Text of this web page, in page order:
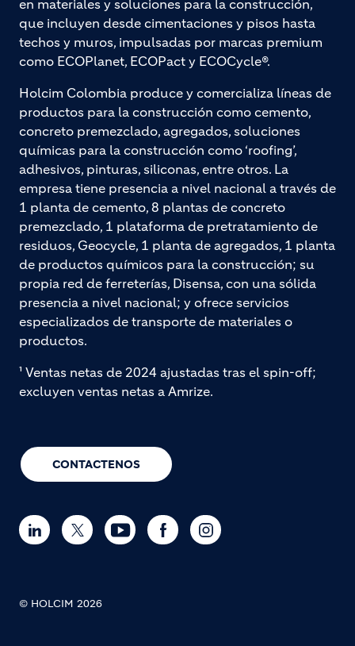
CONTACTENOS
en materiales y soluciones para la construcción,
que incluyen desde cimentaciones y pisos hasta
techos y muros, impulsadas por marcas premium
como ECOPlanet, ECOPact y ECOCycle®.
Holcim Colombia produce y comercializa líneas de
productos para la construcción como cemento,
concreto premezclado, agregados, soluciones
químicas para la construcción como ‘roofing’,
adhesivos, pinturas, siliconas, entre otros. La
empresa tiene presencia a nivel nacional a través de
1 planta de cemento, 8 plantas de concreto
premezclado, 1 plataforma de pretratamiento de
residuos, Geocycle, 1 planta de agregados, 1 planta
de productos químicos para la construcción; su
propia red de ferreterías, Disensa, con una sólida
presencia a nivel nacional; y ofrece servicios
especializados de transporte de materiales o
productos.
¹ Ventas netas de 2024 ajustadas tras el spin-off;
excluyen ventas netas a Amrize.
© HOLCIM 2026